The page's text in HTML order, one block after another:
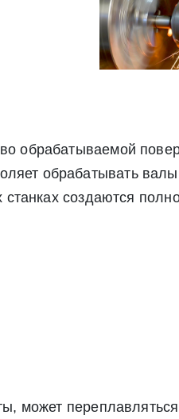
обрабатываемой
обрабатывать
создаются
может